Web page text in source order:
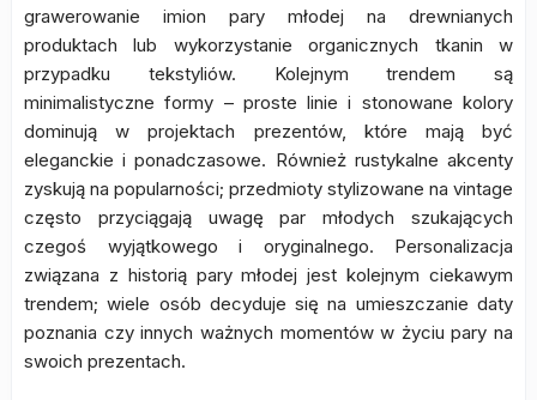
grawerowanie imion pary młodej na drewnianych
produktach lub wykorzystanie organicznych tkanin w
przypadku tekstyliów. Kolejnym trendem są
minimalistyczne formy – proste linie i stonowane kolory
dominują w projektach prezentów, które mają być
eleganckie i ponadczasowe. Również rustykalne akcenty
zyskują na popularności; przedmioty stylizowane na vintage
często przyciągają uwagę par młodych szukających
czegoś wyjątkowego i oryginalnego. Personalizacja
związana z historią pary młodej jest kolejnym ciekawym
trendem; wiele osób decyduje się na umieszczanie daty
poznania czy innych ważnych momentów w życiu pary na
swoich prezentach.